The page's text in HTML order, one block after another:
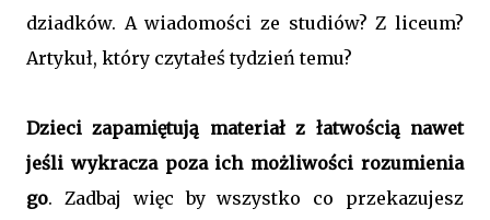
dziadków. A wiadomości ze studiów? Z liceum?
Artykuł, który czytałeś tydzień temu?
Dzieci zapamiętują materiał z łatwością nawet
jeśli wykracza poza ich możliwości rozumienia
go. Zadbaj więc by wszystko co przekazujesz